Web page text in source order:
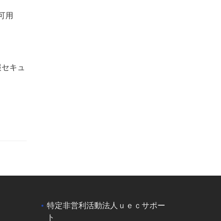
用
キュ
特定非営利活動法人ｕｅｃサポー
ト